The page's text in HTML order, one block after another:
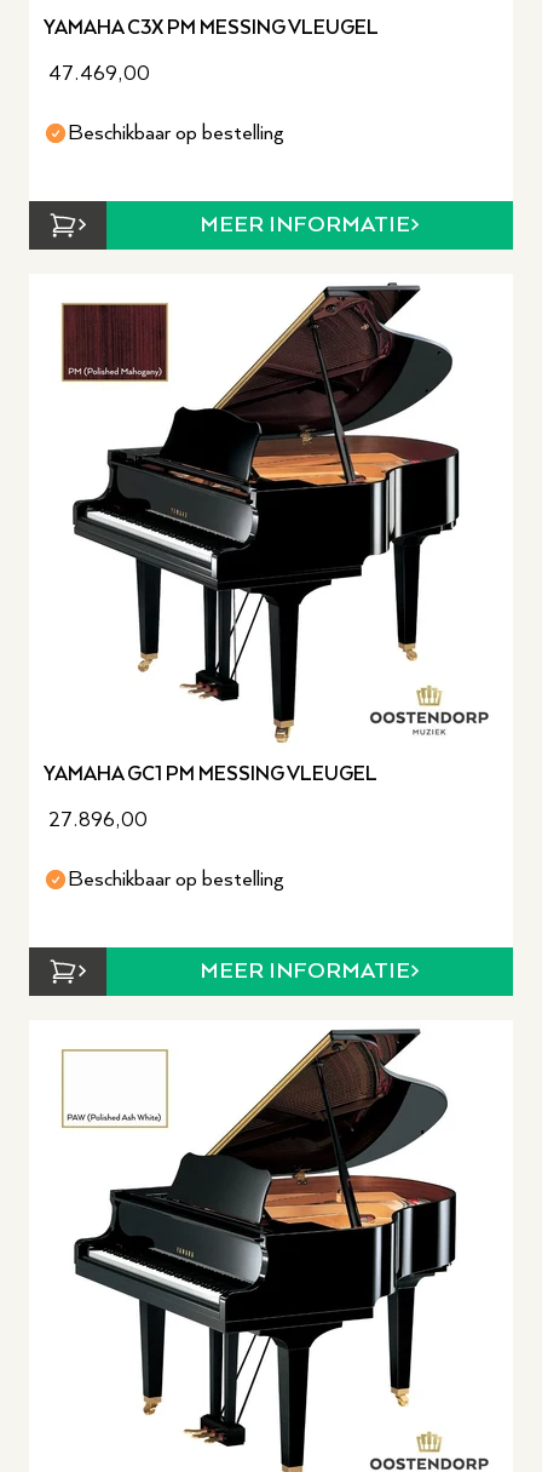
YAMAHA C3X PM MESSING VLEUGEL
47.469,00
Beschikbaar op bestelling
MEER INFORMATIE
YAMAHA GC1 PM MESSING VLEUGEL
27.896,00
Beschikbaar op bestelling
MEER INFORMATIE